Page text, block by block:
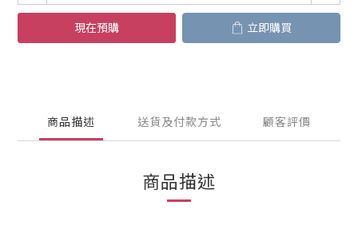
現在預購 立即購買
商品描述 送貨及付款方式 顧客評價
商品描述